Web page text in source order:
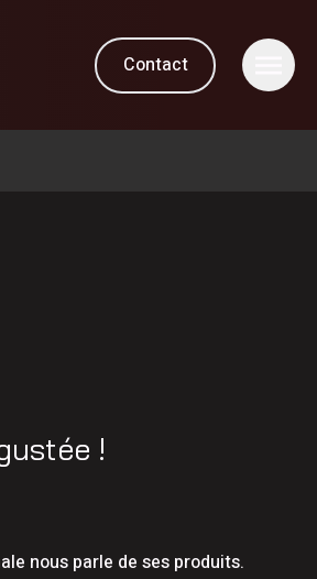
Contact
!
nous parle de ses produits.